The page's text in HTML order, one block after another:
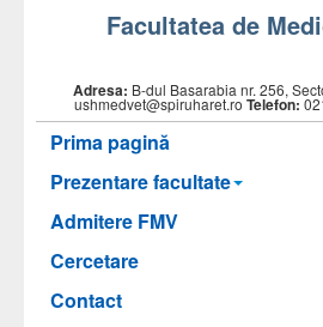
Facultatea de
Adresa: B-dul Basarabia nr. 256,
ushmedvet@spiruharet.ro Telefon:
Prima pagină
Prezentare facultate
Admitere FMV
Cercetare
Contact